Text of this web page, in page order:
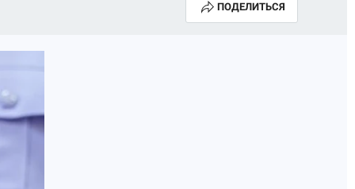
ПОДЕЛИТЬСЯ